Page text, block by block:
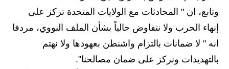
المرحلة الابتدائية
المرحلة المتوسطة
المرحلة الاعدادية
وتابع، ان " المحادثات مع الولايات المتحدة تركز على
إنهاء الحرب ولا نتفاوض حالياً بشأن الملف النووي، مردفا
انه " لا ضمانات بالتزام واشنطن بعهودها ولا نهتم
بالتهديدات ونركز على ضمان مصالحنا".